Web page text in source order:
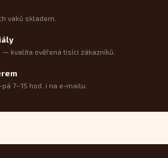
vaků skladem.
— kvalita ověřená tisíci zákazníků.
7–15 hod. i na e-mailu.